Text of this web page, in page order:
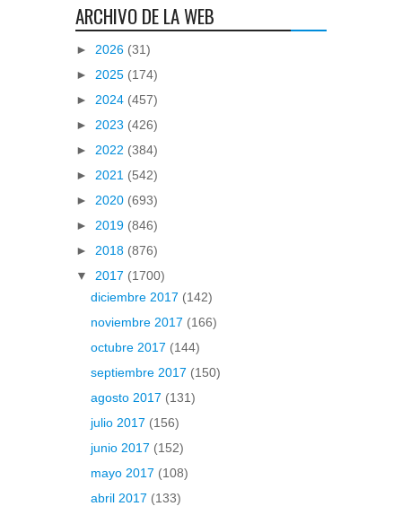
ARCHIVO DE LA WEB
► 2026 (31)
► 2025 (174)
► 2024 (457)
► 2023 (426)
► 2022 (384)
► 2021 (542)
► 2020 (693)
► 2019 (846)
► 2018 (876)
▼ 2017 (1700)
diciembre 2017 (142)
noviembre 2017 (166)
octubre 2017 (144)
septiembre 2017 (150)
agosto 2017 (131)
julio 2017 (156)
junio 2017 (152)
mayo 2017 (108)
abril 2017 (133)